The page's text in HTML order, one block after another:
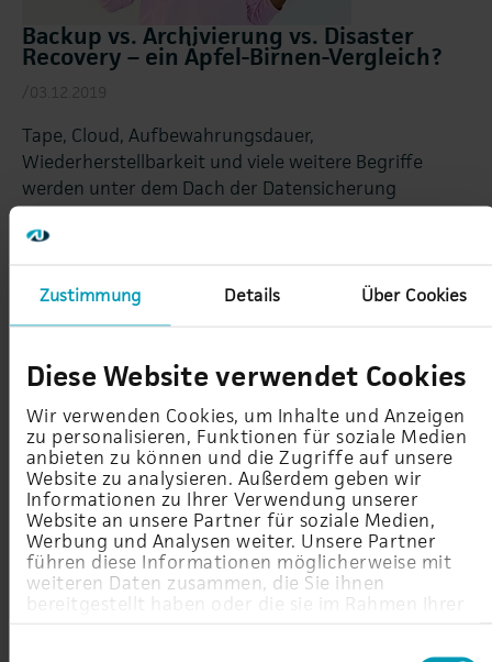
Zustimmung Details Über Cookies
Diese Website verwendet Cookies
Wir verwenden Cookies, um Inhalte und Anzeigen
zu personalisieren, Funktionen für soziale Medien
anbieten zu können und die Zugriffe auf unsere
Website zu analysieren. Außerdem geben wir
Informationen zu Ihrer Verwendung unserer
Website an unsere Partner für soziale Medien,
Werbung und Analysen weiter. Unsere Partner
führen diese Informationen möglicherweise mit
weiteren Daten zusammen, die Sie ihnen
bereitgestellt haben oder die sie im Rahmen Ihrer
Backup vs. Archivierung vs. Disaster
Recovery – ein Äpfel-Birnen-Vergleich?
/03.12.2019
Tape, Cloud, Aufbewahrungsdauer,
Wiederherstellbarkeit und viele weitere Begriffe
werden unter dem Dach der Datensicherung
angesprochen und miteinander verglichen. Wie sich
Backup von Disaster Recovery und von Archivierung
für die jeweilige…